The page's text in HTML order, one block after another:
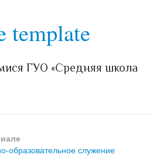
ГУО «Средняя школа
образовательное служение